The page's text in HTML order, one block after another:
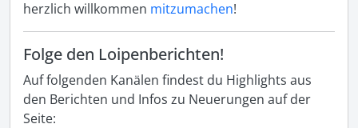
herzlich willkommen mitzumachen!
Folge den Loipenberichten!
Auf folgenden Kanälen findest du Highlights aus
den Berichten und Infos zu Neuerungen auf der
Seite: